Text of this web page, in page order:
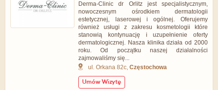
Derma-Clinic dr Orlitz jest specjalistycznym,
nowoczesnym ośrodkiem dermatologii
estetycznej, laserowej i ogólnej. Oferujemy
również usługi z zakresu kosmetologii które
stanowią kontynuację i uzupełnienie oferty
dermatologicznej. Nasza klinika działa od 2000
roku. Od początku naszej działalności
zajmowaliśmy się...
ul. Orkana 82c,Częstochowa
Umów Wizytę